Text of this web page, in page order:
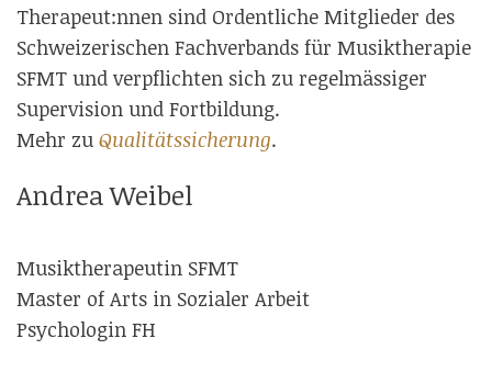
Therapeut:nnen sind Ordentliche Mitglieder des
Schweizerischen Fachverbands für Musiktherapie
SFMT und verpflichten sich zu regelmässiger
Supervision und Fortbildung.
Mehr zu Qualitätssicherung.
Andrea Weibel
Musiktherapeutin SFMT
Master of Arts in Sozialer Arbeit
Psychologin FH